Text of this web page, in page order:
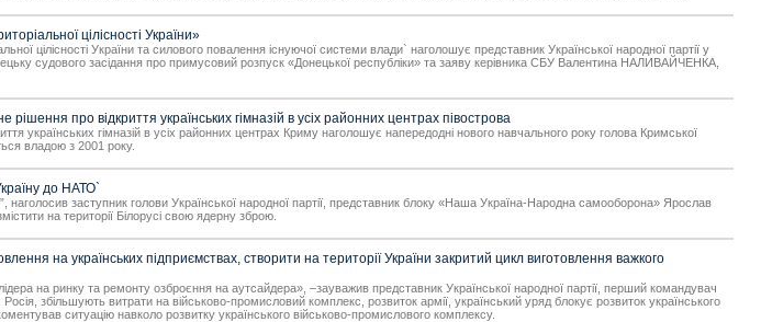
цілісності України»
цілісності України та силового повалення існуючої системи влади` наголошує представник Української народної партії у
судового засідання про примусовий розпуск «Донецької республіки» та заяву керівника СБУ Валентина НАЛИВАЙЧЕНКА,
про відкриття українських гімназій в усіх районних центрах півострова
українських гімназій в усіх районних центрах Криму наголошує напередодні нового навчального року голова Кримської
владою з 2001 року.
до НАТО`
наголосив заступник голови Української народної партії, представник блоку «Наша Україна-Народна самооборона» Ярослав
на території Білорусі свою ядерну зброю.
на українських підприємствах, створити на території України закритий цикл виготовлення важкого
на ринку та ремонту озброєння на аутсайдера», –зауважив представник Української народної партії, перший командувач
збільшують витрати на військово-промисловий комплекс, розвиток армії, український уряд блокує розвиток українського
ситуацію навколо розвитку українського військово-промислового комплексу.